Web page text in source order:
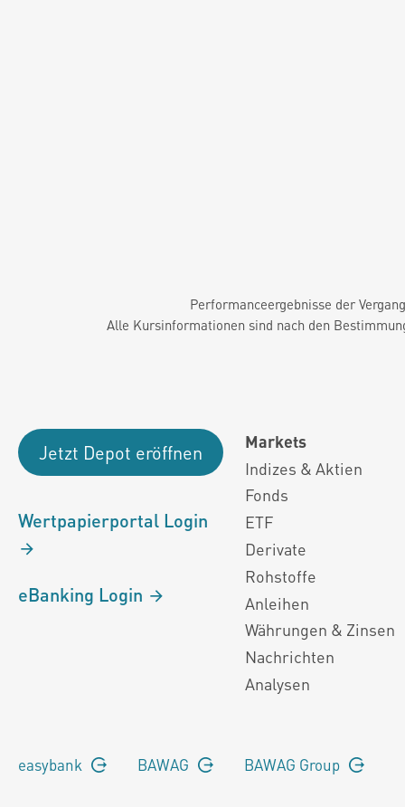
Performanceergebnisse der
Alle Kursinformationen sind nach den
Jetzt Depot eröffnen
Wertpapierportal Login
eBanking Login
Markets
Indizes & Aktien
Fonds
ETF
Derivate
Rohstoffe
Anleihen
Währungen & Zinsen
Nachrichten
Analysen
easybank BAWAG BAWAG Group